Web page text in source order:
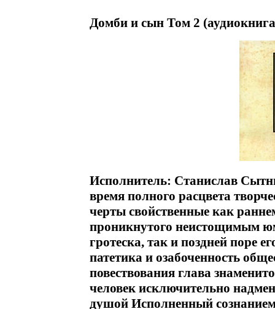
Домби и сын Том 2
Исполнитель: Станислав
время полного расцвета
черты свойственные как
проникнутого неистощимым
гротеска, так и поздней поре
патетика и озабоченность
повествования глава
человек исключительно
душой Исполненный сознанием